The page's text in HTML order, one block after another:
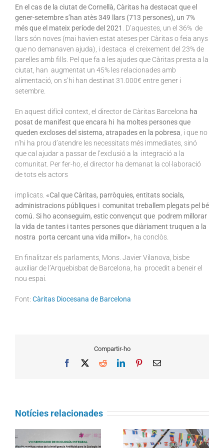
En el cas de la ciutat de Cornellà, Càritas ha destacat que el
gener-setembre s’han atès 349 llars (713 persones), un 7%
més que el mateix període del 2021
. D’aquestes, un el 36% de
llars són noves (mai havien estat ateses per Càritas o feia anys
que no demanaven ajuda), i destaca el creixement del 23% de
parelles amb fills. Pel que fa a les ajudes que Càritas presta a la
ciutat, han augmentat un 45% les relacionades amb
alimentació, on s’hi han destinat 31.000€ entre gener i
setembre.
En aquest difícil context, el director de Càritas Barcelona ha
posat de manifest que encara hi ha moltes persones que
queden excloses del sistema, atrapades en la pobresa , i que no
n’hi ha prou d’atendre les necessitats més immediates, sinó
que cal ajudar a passar de l’exclusió a la integració a la
comunitat. Per fer-ho, el director ha demanat la col·laboració
de tots els actors
implicats. «Cal que Càritas, parròquies, entitats socials,
administracions públiques i comunitat treballem plegats pel bé
comú. Si ho aconseguim, estic convençut que podrem millorar
la vida de tantes i tantes persones que diàriament truquen a la
nostra porta cercant una vida millor» , ha conclòs.
En finalitzar els parlaments, Mons. Javier Vilanova, bisbe
auxiliar de l’Arquebisbat de Barcelona, ha procedit a beneir el
nou espai.
Font: Càritas Diocesana de Barcelona
Compartir-ho
Facebook RedditLinkedInPinterestEmail
Notícies relacionades